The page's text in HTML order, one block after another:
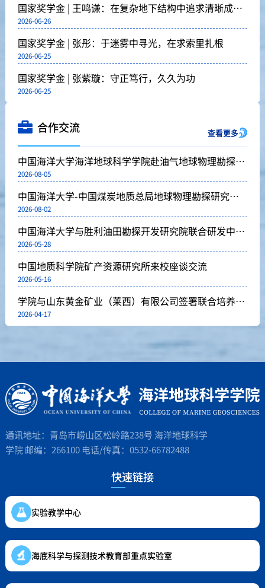
国家奖学金 | 王鸣谦：在复杂地下结构中追求清晰成像
的科研之路
2026-06-26
国家奖学金 | 张彤：于迷雾中寻光，在求索里扎根
2026-06-25
国家奖学金 | 张紫璇：守正笃行，久久为功
2026-06-25
合作交流 查看更多
中国海洋大学海洋地球科学学院赴油气地球物理勘探国
家技术创新中心开展访企调研
2026-08-05
中国海洋大学-中国煤炭地质总局地球物理勘探研究院
研究生联合培养基地揭牌仪式顺利举行
2026-08-02
中国海洋大学与胜利油田勘探开发研究院联合研发中心
成立
2026-05-28
中国地质科学院矿产资源研究所来校座谈交流
2026-05-16
学院与山东黄金矿业（莱西）有限公司签署联合培养基
地共建协议
2026-04-17
通讯地址：青岛市崂山区松岭路238号 海洋地球科学
学院 邮编：266100 电话/传真：0532-66782488
快速链接
实验教学中心
海底科学与探测技术教育部重点实验室